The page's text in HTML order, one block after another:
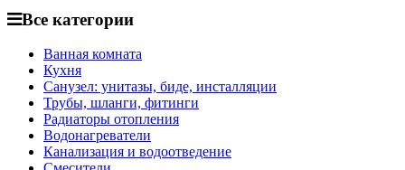
Все категории
Ванная комната
Кухня
Санузел: унитазы, биде, инсталляции
Трубы, шланги, фитинги
Радиаторы отопления
Водонагреватели
Канализация и водоотведение